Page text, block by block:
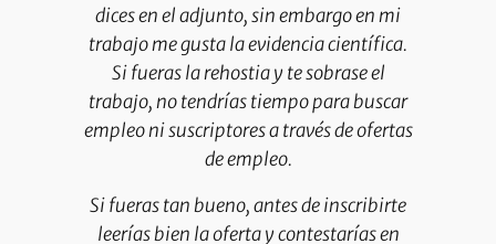
dices en el adjunto, sin embargo en mi
trabajo me gusta la evidencia científica.
Si fueras la rehostia y te sobrase el
trabajo, no tendrías tiempo para buscar
empleo ni suscriptores a través de ofertas
de empleo.
Si fueras tan bueno, antes de inscribirte
leerías bien la oferta y contestarías en